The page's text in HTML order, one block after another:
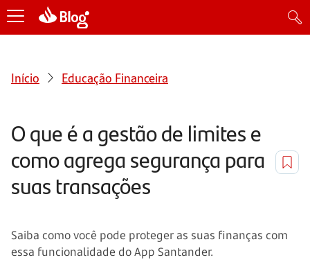
Início Educação Financeira
O que é a gestão de limites e
como agrega segurança para
suas transações
Saiba como você pode proteger as suas finanças com
essa funcionalidade do App Santander.